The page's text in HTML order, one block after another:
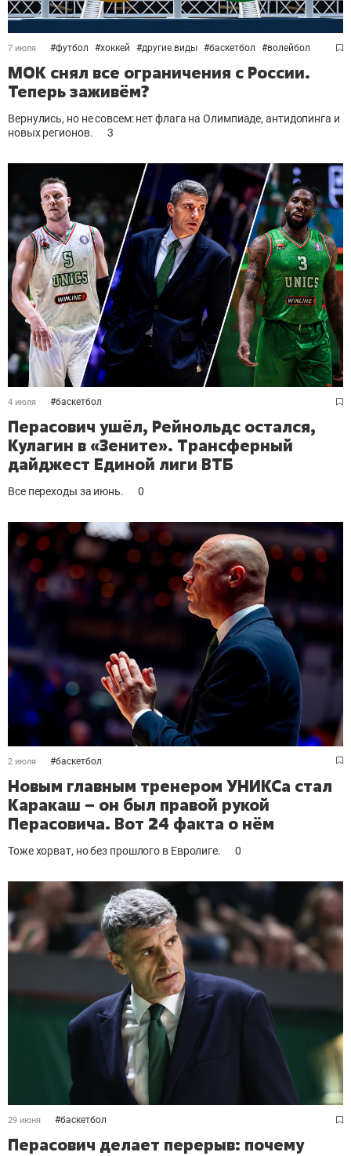
7 июля #футбол #хоккей #другие виды #баскетбол #волейбол
МОК снял все ограничения с России.
Теперь заживём?
Вернулись, но не совсем: нет флага на Олимпиаде, антидопинга и
новых регионов.
3
4 июля #баскетбол
Перасович ушёл, Рейнольдс остался,
Кулагин в «Зените». Трансферный
дайджест Единой лиги ВТБ
Все переходы за июнь. 0
2 июля #баскетбол
Новым главным тренером УНИКСа стал
Каракаш – он был правой рукой
Перасовича. Вот 24 факта о нём
Тоже хорват, но без прошлого в Евролиге. 0
29 июня #баскетбол
Перасович делает перерыв: почему